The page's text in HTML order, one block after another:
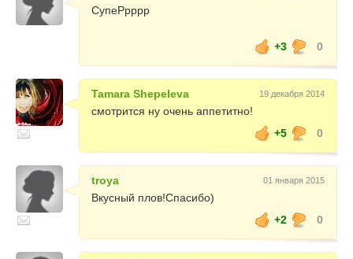
СупеРрррр
+3 0
Tamara Shepeleva 19 декабря 2014
смотрится ну очень аппетитно!
+5
0
troya 01 января 2015
Вкусный плов!Спасибо)
+2
0